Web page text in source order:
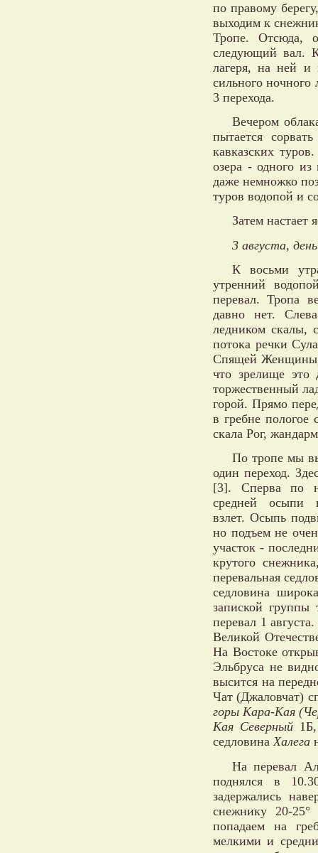
по правому
выходим к
Тропе. Отсюда,
следующий вал.
лагеря, на ней и
сильного
3 перехода.
Вечером
пытается
кавказских
озера - одного
даже немножко
туров водопой и
Затем настает
3 августа,
К восьми
утренний
перевал. Тропа
давно нет.
ледником скалы,
потока речки
Спящей Женщины,
что зрелище это
торжественный
горой. Прямо
в гребне пологое
скала Рог,
По тропе мы
один переход.
[3]. Сперва по
средней осыпи
взлет. Осыпь
но подъем не
участок -
крутого
перевальная
седловина
запиской
перевал 1
Великой
На Востоке
Эльбруса не
высится на
Чат (Джаловчат)
горы Кара-Кая
Кая Северный1Б,
седловинаХалега
На перевал
поднялся в
задержались
снежнику 20-
попадаем на
мелкими и